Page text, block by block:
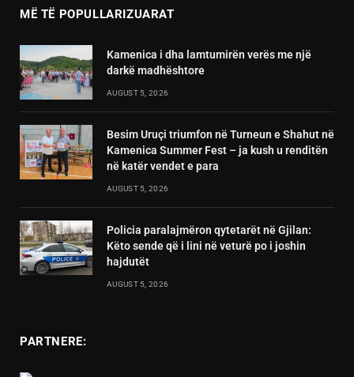
MË TË POPULLARIZUARAT
Kamenica i dha lamtumirën verës me një
darkë madhështore
AUGUST 5, 2026
Besim Uruçi triumfon në Turneun e Shahut në
Kamenica Summer Fest – ja kush u renditën
në katër vendet e para
AUGUST 5, 2026
Policia paralajmëron qytetarët në Gjilan:
Këto sende që i lini në veturë po i joshin
hajdutët
AUGUST 5, 2026
PARTNERE: